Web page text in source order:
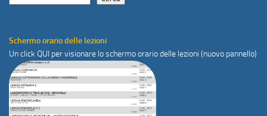
Schermo orario delle lezioni
Un click QUI per visionare lo schermo orario delle lezioni (nuovo pannello)